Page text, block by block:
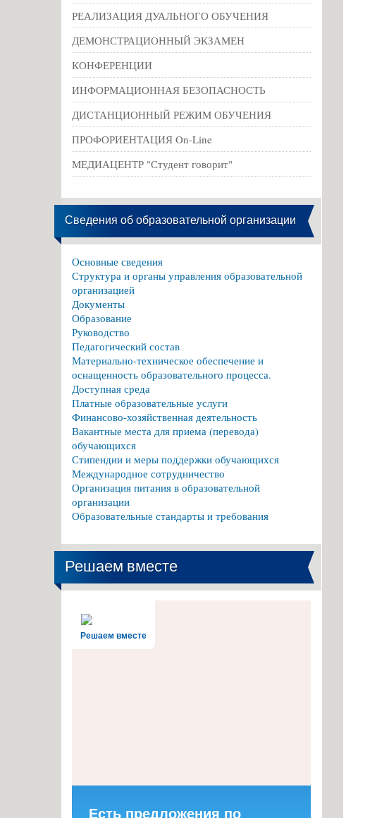
РЕАЛИЗАЦИЯ ДУАЛЬНОГО ОБУЧЕНИЯ
ДЕМОНСТРАЦИОННЫЙ ЭКЗАМЕН
КОНФЕРЕНЦИИ
ИНФОРМАЦИОННАЯ БЕЗОПАСНОСТЬ
ДИСТАНЦИОННЫЙ РЕЖИМ ОБУЧЕНИЯ
ПРОФОРИЕНТАЦИЯ On-Line
МЕДИАЦЕНТР "Студент говорит"
Сведения об образовательной организации
Основные сведения
Структура и органы управления образовательной
организацией
Документы
Образование
Руководство
Педагогический состав
Материально-техническое обеспечение и
оснащенность образовательного процесса.
Доступная среда
Платные образовательные услуги
Финансово-хозяйственная деятельность
Вакантные места для приема (перевода)
обучающихся
Стипендии и меры поддержки обучающихся
Международное сотрудничество
Организация питания в образовательной
организации
Образовательные стандарты и требования
Решаем вместе
Решаем вместе
Есть предложения по